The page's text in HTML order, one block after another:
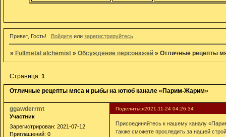
Привет, Гость! Войдитеили зарегистрируйтесь.
» Fullmetal alchemist »Обсуждение персонажей »Отличные рецепты
Отличные рецепты мяса и рыбы на ютюб канале «Парим-Жарим»
Страница:1
Поделиться2021-11-24 04:26:34
ggawderrmt
Участник
Зарегистрирован: 2021-07-12
Приглашений: 0
Присоединяйтесь к нашему каналу
также сможете проследить за нашей